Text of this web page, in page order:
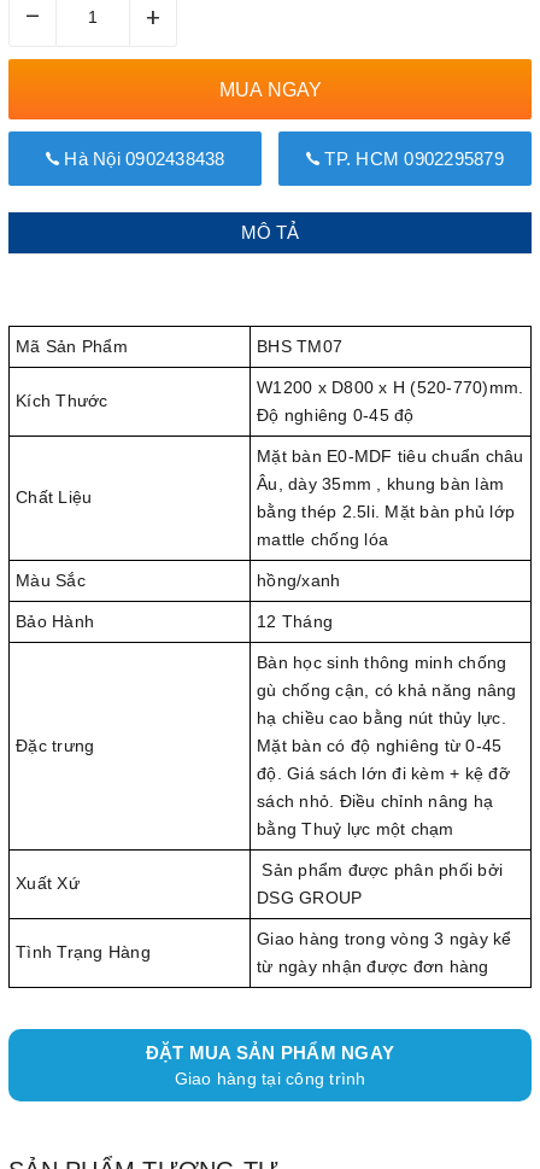
– +
MUA NGAY
Hà Nội 0902438438 TP. HCM 0902295879
MÔ TẢ
Mã Sản Phẩm BHS TM07
Kích Thước
W1200 x D800 x H (520-770)mm.
Độ nghiêng 0-45 độ
Chất Liệu
Mặt bàn E0-MDF tiêu chuẩn châu
Âu, dày 35mm , khung bàn làm
bằng thép 2.5li. Mặt bàn phủ lớp
mattle chống lóa
Màu Sắc hồng/xanh
Bảo Hành 12 Tháng
Đặc trưng
Bàn học sinh thông minh chống
gù chống cận, có khả năng nâng
hạ chiều cao bằng nút thủy lực.
Mặt bàn có độ nghiêng từ 0-45
độ. Giá sách lớn đi kèm + kệ đỡ
sách nhỏ. Điều chỉnh nâng hạ
bằng Thuỷ lực một chạm
Xuất Xứ
Sản phẩm được phân phối bởi
DSG GROUP
Tình Trạng Hàng
Giao hàng trong vòng 3 ngày kể
từ ngày nhận được đơn hàng
ĐẶT MUA SẢN PHẨM NGAY
Giao hàng tại công trình